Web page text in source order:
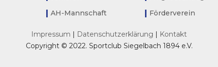
AH-Mannschaft
Förderverein
Impressum | Datenschutzerklärung | Kontakt
Copyright © 2022. Sportclub Siegelbach 1894 e.V.